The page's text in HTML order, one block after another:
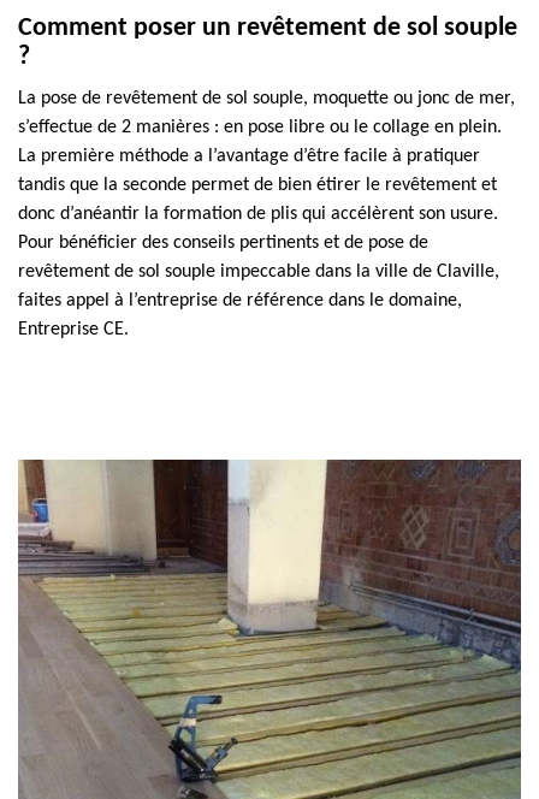
Comment poser un revêtement de sol souple
?
La pose de revêtement de sol souple, moquette ou jonc de mer,
s’effectue de 2 manières : en pose libre ou le collage en plein.
La première méthode a l’avantage d’être facile à pratiquer
tandis que la seconde permet de bien étirer le revêtement et
donc d’anéantir la formation de plis qui accélèrent son usure.
Pour bénéficier des conseils pertinents et de pose de
revêtement de sol souple impeccable dans la ville de Claville,
faites appel à l’entreprise de référence dans le domaine,
Entreprise CE.